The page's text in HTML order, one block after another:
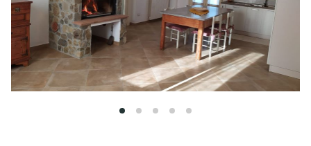
1 2 3 4 5